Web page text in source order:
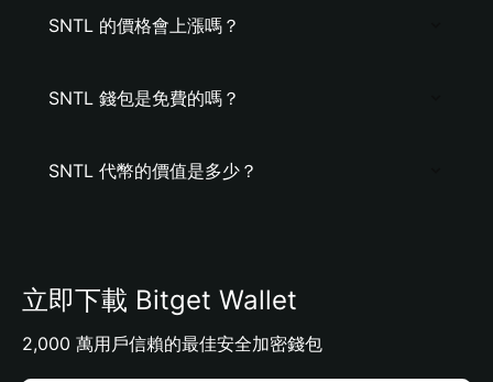
SNTL 的價格會上漲嗎？
SNTL 錢包是免費的嗎？
SNTL 代幣的價值是多少？
立即下載 Bitget Wallet
2,000 萬用戶信賴的最佳安全加密錢包